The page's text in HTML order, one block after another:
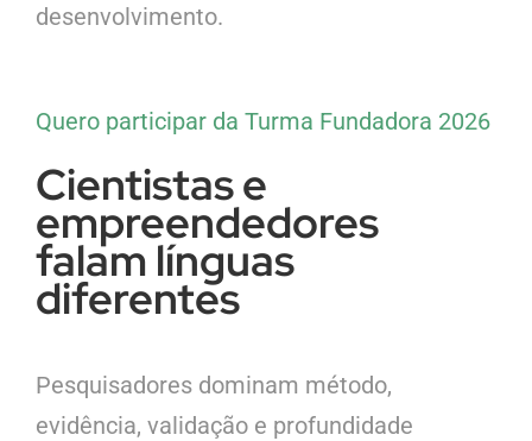
desenvolvimento.
Quero participar da Turma Fundadora 2026
Cientistas e
empreendedores
falam línguas
diferentes
Pesquisadores dominam método,
evidência, validação e profundidade